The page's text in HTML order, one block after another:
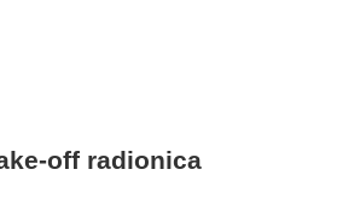
radionica